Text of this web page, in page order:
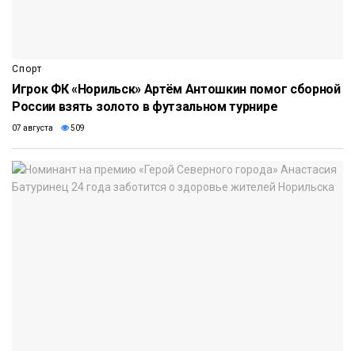
Спорт
Игрок ФК «Норильск» Артём Антошкин помог сборной
России взять золото в футзальном турнире
07 августа 509